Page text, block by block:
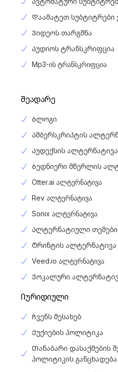
Დაამატეთ სუბტიტრები
Ვიდეოს თარგმნა
Აუდიოს ტრანსკრიფცია
Mp3-ის ტრანსკრიფცია
Შეადარე
Ბლოგი
Ამბერსკრიპტის
Აუდექსის ალტერნატივა
Ბედნიერი მწერლის
Otter.ai ალტერნატივა
Rev ალტერნატივა
Sonix ალტერნატივა
Ალტერნატიული თემები
Ტრინტის ალტერნატივა
Veed.io ალტერნატივა
Ვოკალური
Იურიდიული
Ჩვენს შესახებ
Ქუქიების პოლიტიკა
Თანაბარი დასაქმების
პოლიტიკის განცხადება